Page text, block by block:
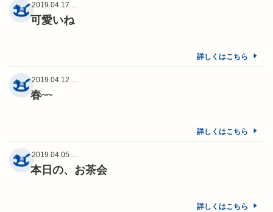
2019.04.17 …
可愛いね
詳しくはこちら
2019.04.12 …
春~~
詳しくはこちら
2019.04.05 …
本日の、お茶会
詳しくはこちら